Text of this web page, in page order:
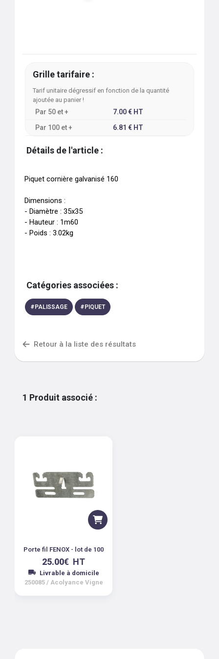
Grille tarifaire :
Tarif unitaire dégressif en fonction de la quantité
ajoutée au panier !
Par 50 et + 7.00€ HT
Par 100 et + 6.81 € HT
Détails de l'article :
Piquet cornière galvanisé 160
Dimensions :
- Diamètre : 35x35
- Hauteur : 1m60
- Poids : 3.02kg
Catégories associées :
# PALISSAGE # PIQUET
Retour à la liste des résultats
1 Produit associé :
Porte fil FENOX - lot de 100
25.00€ HT
Livrable à domicile
250085 / Acolyance Vigne